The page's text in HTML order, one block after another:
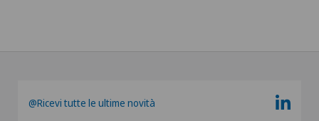
@Ricevi tutte le ultime novità